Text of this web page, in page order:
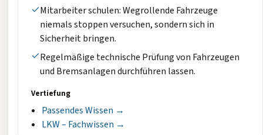
Mitarbeiter schulen: Wegrollende Fahrzeuge
niemals stoppen versuchen, sondern sich in
Sicherheit bringen.
Regelmäßige technische Prüfung von Fahrzeugen
und Bremsanlagen durchführen lassen.
Vertiefung
Passendes Wissen →
LKW – Fachwissen →